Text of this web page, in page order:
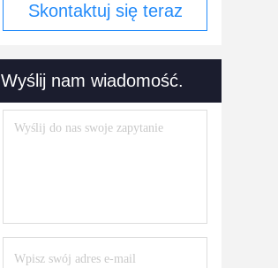
Skontaktuj się teraz
Wyślij nam wiadomość.